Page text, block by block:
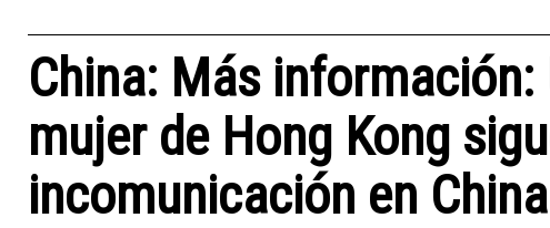
China: Más
mujer de Hong Kong
incomunicación en China